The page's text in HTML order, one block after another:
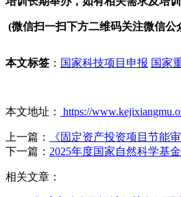
(微信扫一扫下方二维码关注微信公
本文标签 ： 国家科技项目申报 国家
本文地址： https://
上一篇：
《固定资产投资项目节能
下一篇： 2025年度国家自然科学基
相关文章：